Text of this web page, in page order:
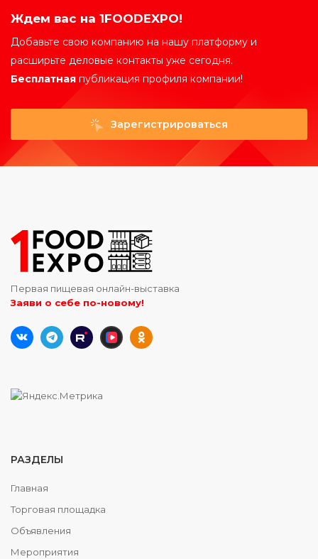
Ждем вас на 1FOODEXPO!
Добавьте свою компанию на нашу платформу и
расширьте деловые контакты уже сегодня.
Бесплатная публикация профиля компании!
Зарегистрироваться
Первая пищевая онлайн-выставка
Заяви о себе по-новому!
РАЗДЕЛЫ
Главная
Торговая площадка
Объявления
Мероприятия